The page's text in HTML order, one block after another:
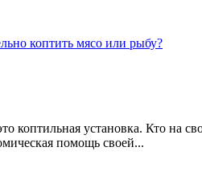
коптить мясо или рыбу?
коптильная установка. Кто на
помощь своей...